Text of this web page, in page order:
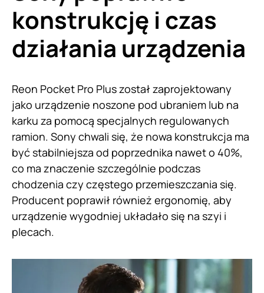
konstrukcję i czas
działania urządzenia
Reon Pocket Pro Plus został zaprojektowany
jako urządzenie noszone pod ubraniem lub na
karku za pomocą specjalnych regulowanych
ramion. Sony chwali się, że nowa konstrukcja ma
być stabilniejsza od poprzednika nawet o 40%,
co ma znaczenie szczególnie podczas
chodzenia czy częstego przemieszczania się.
Producent poprawił również ergonomię, aby
urządzenie wygodniej układało się na szyi i
plecach.